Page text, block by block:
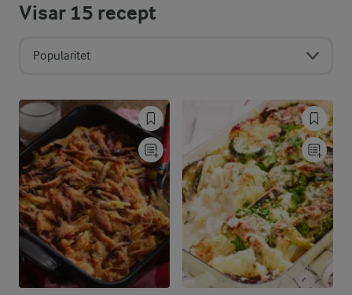
Visar15 recept
Popularitet